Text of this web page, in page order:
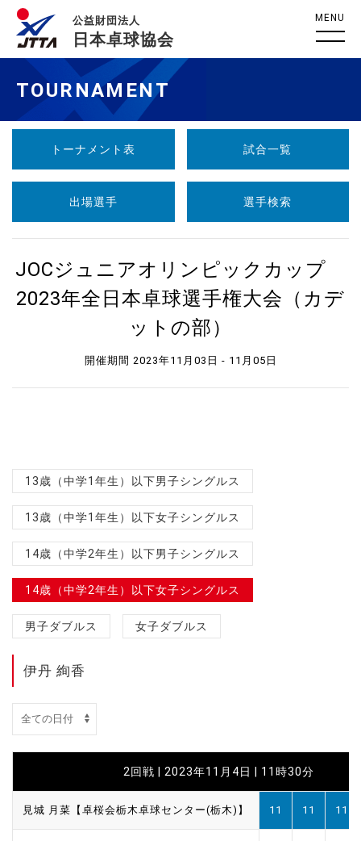
公益財団法人
日本卓球協会
MENU
TOURNAMENT
トーナメント表 試合一覧
出場選手 選手検索
JOCジュニアオリンピックカップ
2023年全日本卓球選手権大会（カデ
ットの部）
開催期間 2023年11月03日 - 11月05日
13歳（中学1年生）以下男子シングルス
13歳（中学1年生）以下女子シングルス
14歳（中学2年生）以下男子シングルス
14歳（中学2年生）以下女子シングルス
男子ダブルス 女子ダブルス
伊丹 絢香
2回戦 | 2023年11月4日 | 11時30分
見城 月菜【卓桜会栃木卓球センター(栃木)】 11 11 11